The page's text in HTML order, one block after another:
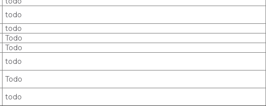
todo
todo
Todo
Todo
todo
Todo
todo